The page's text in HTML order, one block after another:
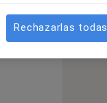
Rechazarlas todas